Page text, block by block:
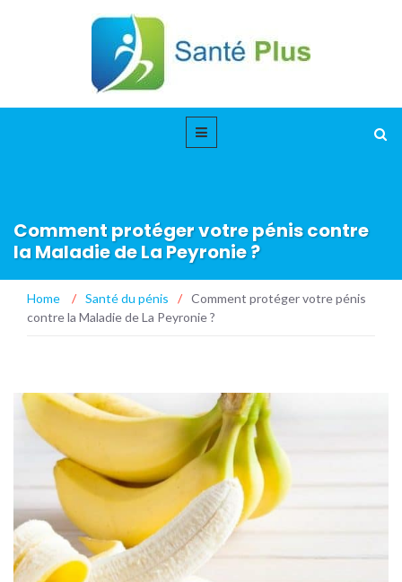
Comment protéger votre pénis contre
la Maladie de La Peyronie ?
Home / Santé du pénis / Comment protéger votre pénis
contre la Maladie de La Peyronie ?